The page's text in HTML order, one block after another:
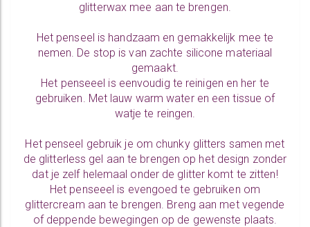
glitterwax mee aan te brengen.
Het penseel is handzaam en gemakkelijk mee te
nemen. De stop is van zachte silicone materiaal
gemaakt.
Het penseeel is eenvoudig te reinigen en her te
gebruiken. Met lauw warm water en een tissue of
watje te reingen.
Het penseel gebruik je om chunky glitters samen met
de glitterless gel aan te brengen op het design zonder
dat je zelf helemaal onder de glitter komt te zitten!
Het penseeel is evengoed te gebruiken om
glittercream aan te brengen. Breng aan met vegende
of deppende bewegingen op de gewenste plaats.